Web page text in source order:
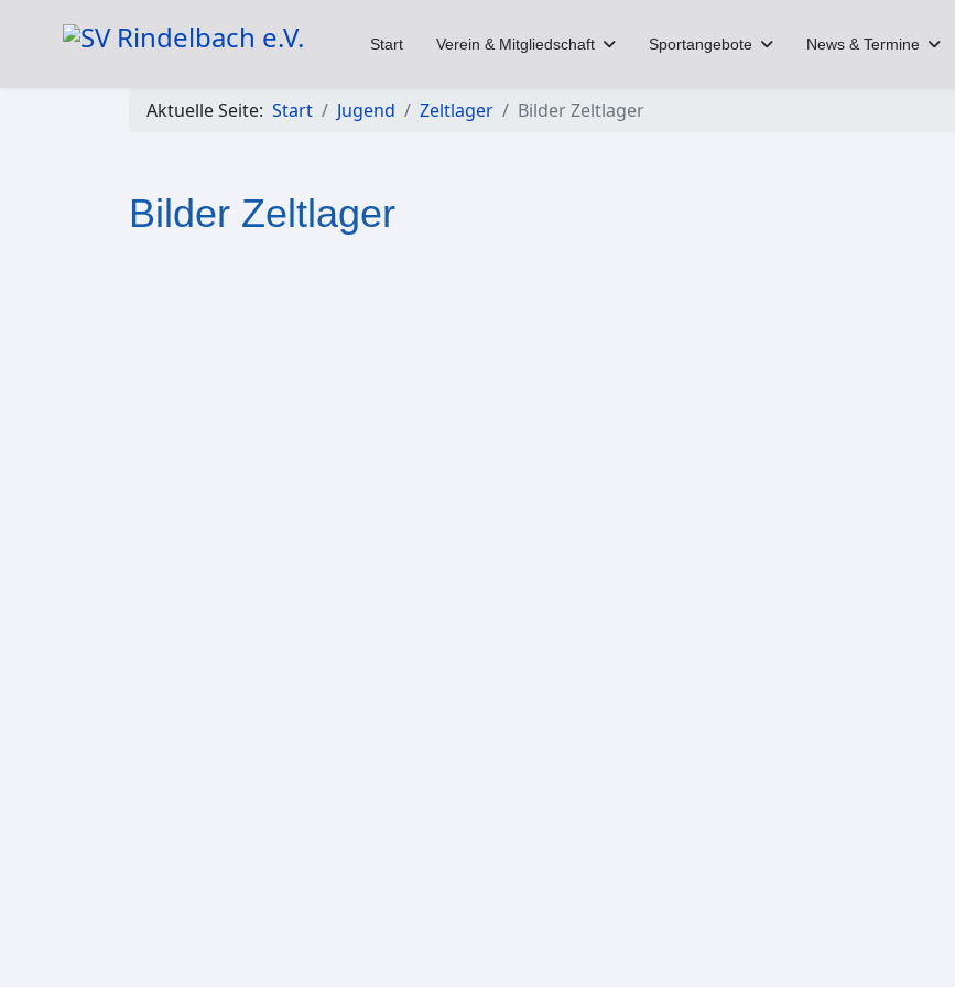
Start Verein & Mitgliedschaft Sportangebote News & Termine
Aktuelle Seite: Start Jugend Zeltlager Bilder Zeltlager
Bilder Zeltlager